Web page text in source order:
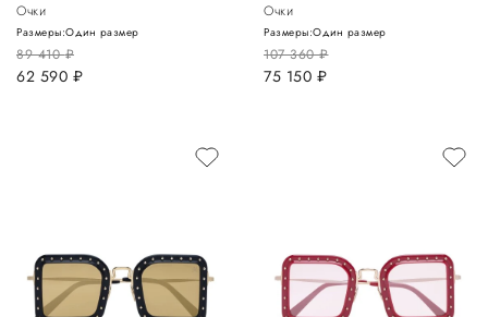
Очки
89 410руб.
62 590 руб.
Размеры:Один размер
Очки
107 360руб.
75 150 руб.
Размеры:Один размер